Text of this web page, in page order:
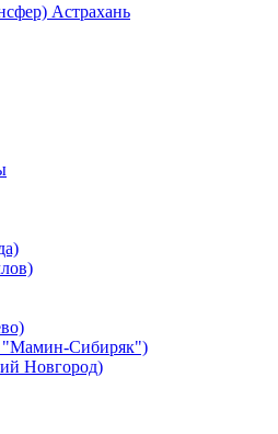
Астрахань
"Мамин-Сибиряк")
Новгород)